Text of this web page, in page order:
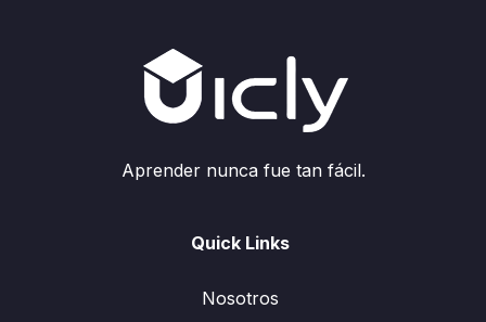
Aprender nunca fue tan fácil.
Quick Links
Nosotros